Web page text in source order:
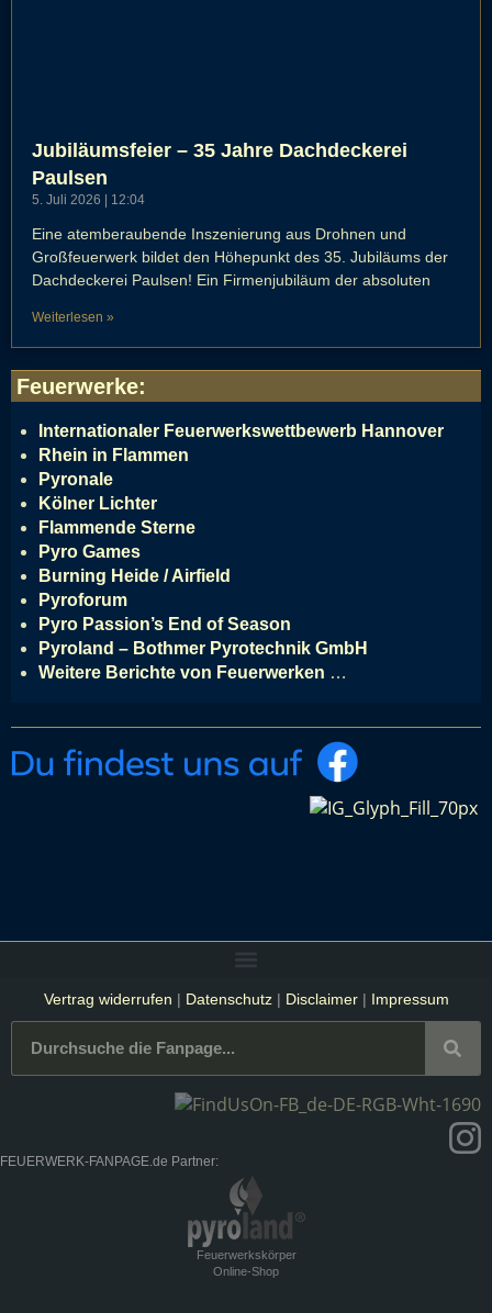
Jubiläumsfeier – 35 Jahre Dachdeckerei
Paulsen
5. Juli 2026 12:04
Eine atemberaubende Inszenierung aus Drohnen und
Großfeuerwerk bildet den Höhepunkt des 35. Jubiläums der
Dachdeckerei Paulsen! Ein Firmenjubiläum der absoluten
Weiterlesen »
Feuerwerke:
Internationaler Feuerwerkswettbewerb Hannover
Rhein in Flammen
Pyronale
Kölner Lichter
Flammende Sterne
Pyro Games
Burning Heide / Airfield
Pyroforum
Pyro Passion’s End of Season
Pyroland – Bothmer Pyrotechnik GmbH
Weitere Berichte von Feuerwerken …
Vertrag widerrufen | Datenschutz| Disclaimer| Impressum
FEUERWERK-FANPAGE.de Partner:
Feuerwerkskörper
Online-Shop